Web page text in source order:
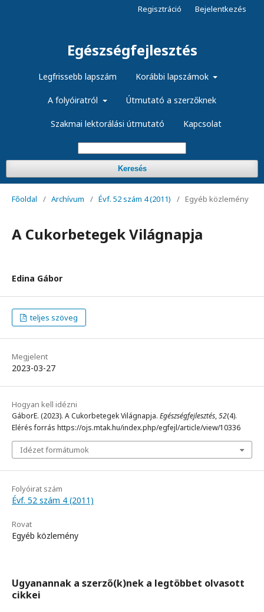
Egészségfejlesztés
Legfrissebb lapszám Korábbi lapszámok
A folyóiratról Útmutató a szerzőknek
Szakmai lektorálási útmutató Kapcsolat
Keresés
Regisztráció Bejelentkezés
Főoldal / Archívum / Évf. 52 szám 4 (2011) / Egyéb közlemény
A Cukorbetegek Világnapja
Edina Gábor
teljes szöveg
Megjelent
2023-03-27
Hogyan kell idézni
GáborE. (2023). A Cukorbetegek Világnapja. Egészségfejlesztés,52(4).
Elérés forrás https://ojs.mtak.hu/index.php/egfejl/article/view/10336
Idézet formátumok
Folyóirat szám
Évf. 52 szám 4 (2011)
Rovat
Egyéb közlemény
Ugyanannak a szerző(k)nek a legtöbbet olvasott
cikkei